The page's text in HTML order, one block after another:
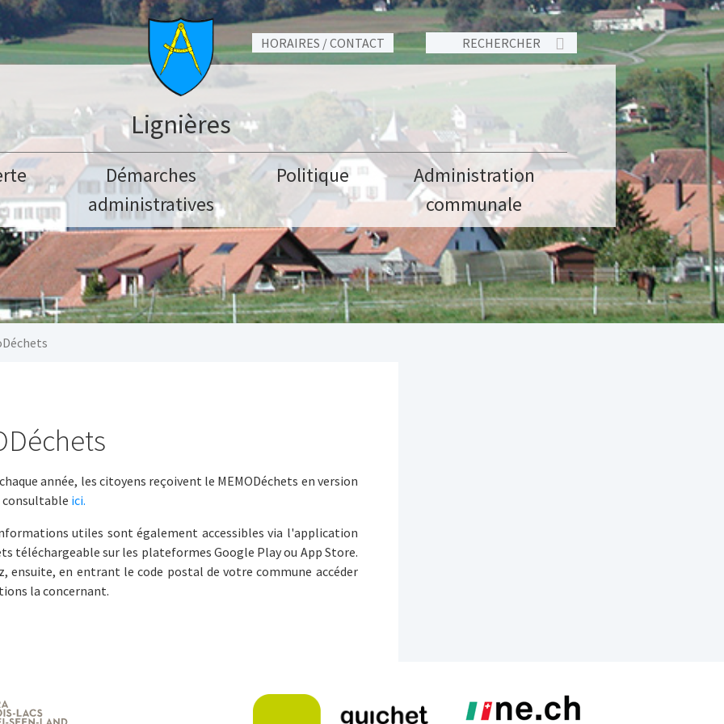
HORAIRES / CONTACT
Lignières
Démarches
administratives
Politique
Administration
communale
année, les citoyens reçoivent le MEMODéchets en version
consultable ici.
utiles sont également accessibles via l'application
téléchargeable sur les plateformes Google Play ou App Store.
ensuite, en entrant le code postal de votre commune accéder
la concernant.